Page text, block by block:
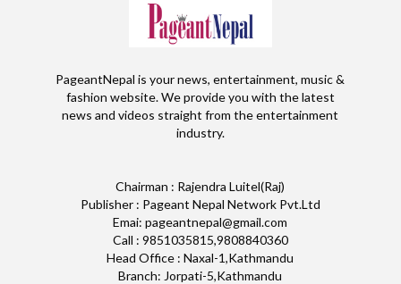
PageantNepal is your news, entertainment, music &
fashion website. We provide you with the latest
news and videos straight from the entertainment
industry.
Chairman : Rajendra Luitel(Raj)
Publisher : Pageant Nepal Network Pvt.Ltd
Emai: pageantnepal@gmail.com
Call : 9851035815,9808840360
Head Office : Naxal-1,Kathmandu
Branch: Jorpati-5,Kathmandu